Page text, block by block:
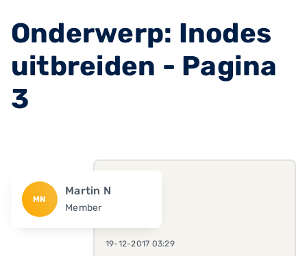
Onderwerp: Inodes
uitbreiden - Pagina
3
MN
Martin N
Member
19-12-2017 03:29